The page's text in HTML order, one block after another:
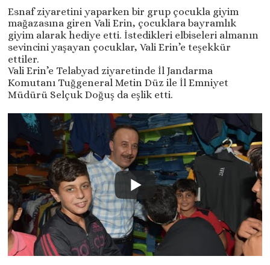
Esnaf ziyaretini yaparken bir grup çocukla giyim
mağazasına giren Vali Erin, çocuklara bayramlık
giyim alarak hediye etti. İstedikleri elbiseleri almanın
sevincini yaşayan çocuklar, Vali Erin’e teşekkür
ettiler.
Vali Erin’e Telabyad ziyaretinde İl Jandarma
Komutanı Tuğgeneral Metin Düz ile İl Emniyet
Müdürü Selçuk Doğuş da eşlik etti.